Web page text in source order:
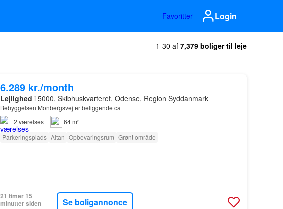
Favoritter Login
1-30 af 7,379 boliger til leje
6.289 kr./month
Lejlighed i 5000, Skibhuskvarteret, Odense, Region Syddanmark
Bebyggelsen Monbergsvej er beliggende ca
2 værelses
64 m²
Parkeringsplads Altan Opbevaringsrum Grønt område
21 timer 15
minutter siden
Se boligannonce